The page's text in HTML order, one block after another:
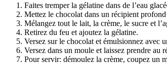
Faites tremper la gélatine dans de l’eau
Mettez le chocolat dans un récipient
Mélangez tout le lait, la crème, le sucre et
Retirez du feu et ajoutez la gélatine.
Versez sur le chocolat et émulsionnez avec
Versez dans un moule et laissez prendre au
Pour servir: démoulez la crème, coupez un